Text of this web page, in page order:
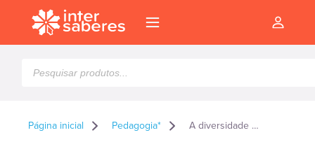
produtos
Página inicial Pedagogia* A diversidade cultural como prática na educação